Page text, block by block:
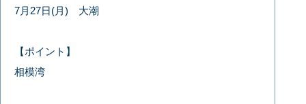
7月27日(月) 大潮
【ポイント】
相模湾